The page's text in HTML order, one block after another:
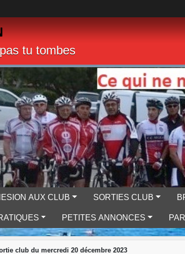
tu tombes
AUX CLUB SORTIES CLUB
PETITES ANNONCES
club du mercredi 20 décembre 2023